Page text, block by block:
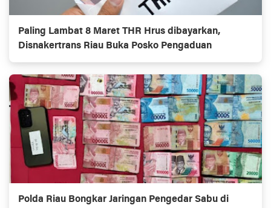
Paling Lambat 8 Maret THR Hrus dibayarkan,
Disnakertrans Riau Buka Posko Pengaduan
Polda Riau Bongkar Jaringan Pengedar Sabu di